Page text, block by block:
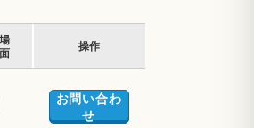
操作
お問い合わ
せ